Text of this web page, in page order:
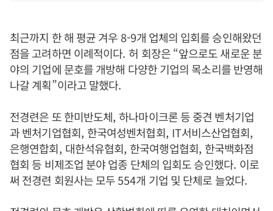
최근까지 한 해 평균 겨우8-9개 업체의 입회를 승인해왔던
점을 고려하면 이례적이다. 허 회장은“앞으로도 새로운 분
야의 기업에 문호를 개방해 다양한 기업의 목소리를 반영해
나갈 계획”이라고 말했다.
전경련은 또 한미반도체,하나마이크론 등 중견 벤처기업
과 벤처기업협회, 한국여성벤처협회, IT서비스산업협회,
은행연합회, 대한석유협회, 한국여행업협회, 한국백화점
협회 등 비제조업 분야 업종 단체의 입회도 승인했다. 이로
써 전경련 회원사는 모두554개 기업 및 단체로 늘었다.